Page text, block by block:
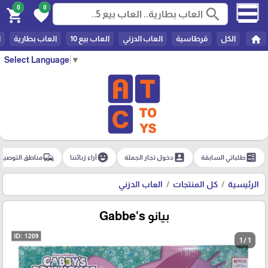
Select Language ▼
search
0
favorite
0
shopping_cart
home الكل قرطاسية العاب الدزني العاب بيع 10 العاب بطارية
ballotطلباتي السابقة account_boxدخول تجار الجملة emoji_emotionsآراء زبائننا commuteمناطق
الرئيسية كل المنتجات العاب الدزني
بيانو Gabbe's
1 / 1